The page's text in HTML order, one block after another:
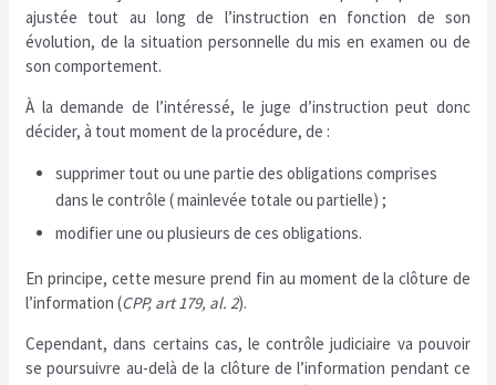
ajustée tout au long de l’instruction en fonction de son
évolution, de la situation personnelle du mis en examen ou de
son comportement.
À la demande de l’intéressé, le juge d’instruction peut donc
décider, à tout moment de la procédure, de :
supprimer tout ou une partie des obligations comprises
dans le contrôle ( mainlevée totale ou partielle) ;
modifier une ou plusieurs de ces obligations.
En principe, cette mesure prend fin au moment de la clôture de
l’information (CPP, art 179, al. 2).
Cependant, dans certains cas, le contrôle judiciaire va pouvoir
se poursuivre au-delà de la clôture de l’information pendant ce